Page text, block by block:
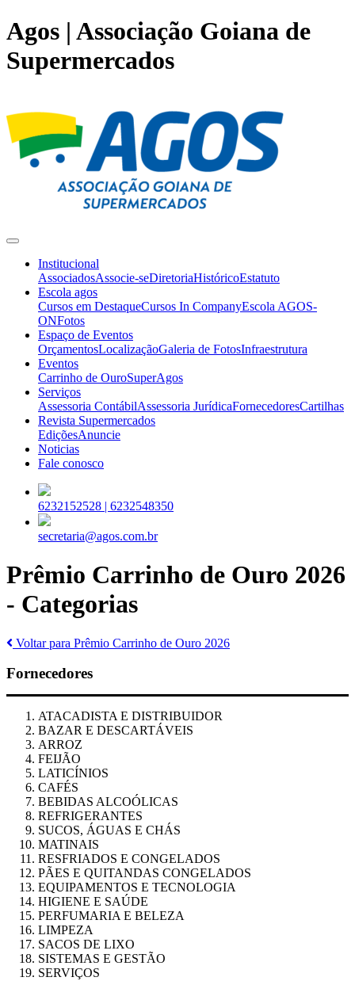
Agos | Associação Goiana de
Supermercados
Institucional
AssociadosAssocie-seDiretoriaHistóricoEstatuto
Escola agos
Cursos em DestaqueCursos In CompanyEscola AGOS-
ONFotos
Espaço de Eventos
OrçamentosLocalizaçãoGaleria de FotosInfraestrutura
Eventos
Carrinho de OuroSuperAgos
Serviços
Assessoria ContábilAssessoria JurídicaFornecedoresCartilhas
Revista Supermercados
EdiçõesAnuncie
Noticias
Fale conosco
6232152528 | 6232548350
secretaria@agos.com.br
Prêmio Carrinho de Ouro 2026
- Categorias
Voltar para Prêmio Carrinho de Ouro 2026
Fornecedores
ATACADISTA E DISTRIBUIDOR
BAZAR E DESCARTÁVEIS
ARROZ
FEIJÃO
LATICÍNIOS
CAFÉS
BEBIDAS ALCOÓLICAS
REFRIGERANTES
SUCOS, ÁGUAS E CHÁS
MATINAIS
RESFRIADOS E CONGELADOS
PÃES E QUITANDAS CONGELADOS
EQUIPAMENTOS E TECNOLOGIA
HIGIENE E SAÚDE
PERFUMARIA E BELEZA
LIMPEZA
SACOS DE LIXO
SISTEMAS E GESTÃO
SERVIÇOS